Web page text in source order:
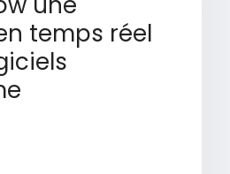
temps réel